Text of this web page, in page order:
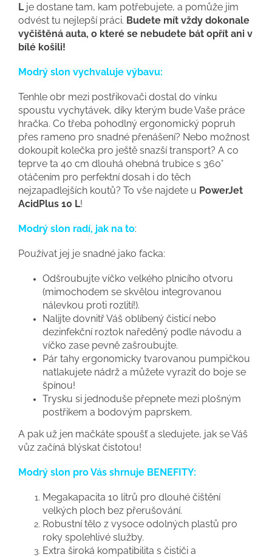
Lje dostane tam, kam potřebujete, a pomůže jim
odvést tu nejlepší práci. Budete mít vždy dokonale
vyčištěná auta, o které se nebudete bát opřít ani v
bílé košili!
Modrý slon vychvaluje výbavu:
Tenhle obr mezi postřikovači dostal do vínku
spoustu vychytávek, díky kterým bude Vaše práce
hračka. Co třeba pohodlný ergonomický popruh
přes rameno pro snadné přenášení? Nebo možnost
dokoupit kolečka pro ještě snazší transport? A co
teprve ta 40 cm dlouhá ohebná trubice s 360°
otáčením pro perfektní dosah i do těch
nejzapadlejších koutů? To vše najdete u PowerJet
AcidPlus 10 L!
Modrý slon radí, jak na to:
Používat jej je snadné jako facka:
Odšroubujte víčko velkého plnicího otvoru
(mimochodem se skvělou integrovanou
nálevkou proti rozlití!).
Nalijte dovnitř Váš oblíbený čisticí nebo
dezinfekční roztok naředěný podle návodu a
víčko zase pevně zašroubujte.
Pár tahy ergonomicky tvarovanou pumpičkou
natlakujete nádrž a můžete vyrazit do boje se
špínou!
Trysku si jednoduše přepnete mezi plošným
postřikem a bodovým paprskem.
A pak už jen mačkáte spoušť a sledujete, jak se Váš
vůz začíná blýskat čistotou!
Modrý slon pro Vás shrnuje BENEFITY:
Megakapacita 10 litrů pro dlouhé čištění
velkých ploch bez přerušování.
Robustní tělo z vysoce odolných plastů pro
roky spolehlivé služby.
Extra široká kompatibilita s čističi a